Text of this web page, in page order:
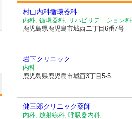
村山内科循環器科
内科, 循環器科, リハビリテーション科
鹿児島県鹿児島市城西二丁目6番7号
岩下クリニック
内科
鹿児島県鹿児島市城西3丁目5-5
健三郎クリニック薬師
内科, 放射線科, 呼吸器内科, ...